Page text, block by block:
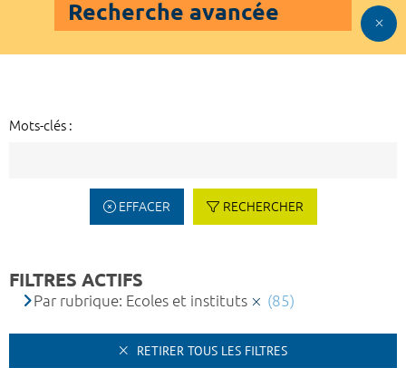
Recherche avancée
Mots-clés :
EFFACER RECHERCHER
FILTRES ACTIFS
Par rubrique: Ecoles et instituts (85)
RETIRER TOUS LES FILTRES